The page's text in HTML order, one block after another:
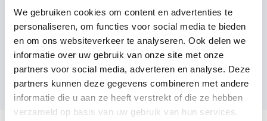
We gebruiken cookies om content en advertenties te
personaliseren, om functies voor social media te bieden
en om ons websiteverkeer te analyseren. Ook delen we
informatie over uw gebruik van onze site met onze
partners voor social media, adverteren en analyse. Deze
partners kunnen deze gegevens combineren met andere
informatie die u aan ze heeft verstrekt of die ze hebben
verzameld op basis van uw gebruik van hun services.